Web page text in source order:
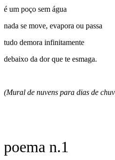
é um poço sem água
nada se move, evapora ou passa
tudo demora infinitamente
debaixo da dor que te esmaga.
(Mural de nuvens para dias de
poema n.1